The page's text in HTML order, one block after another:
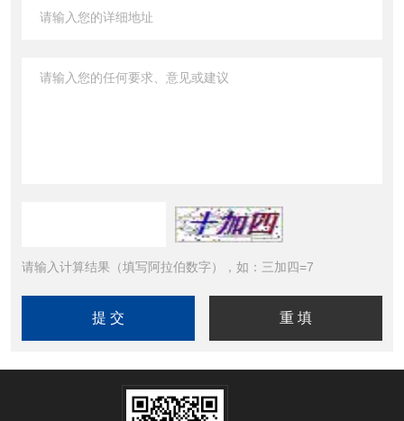
请输入计算结果（填写阿拉伯数字），如：三加四=7